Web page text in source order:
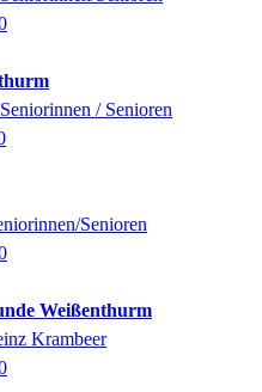
/ Senioren
Senioren
Weißenthurm
Krambeer